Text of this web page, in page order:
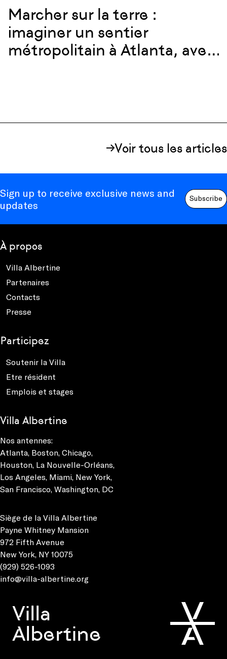
Marcher sur la terre :
imaginer un sentier
métropolitain à Atlanta, avec
Voir tous les articles
Sign up to receive exclusive news and
updates
Subscribe
À propos
Villa Albertine
Partenaires
Contacts
Presse
Participez
Soutenir la Villa
Etre résident
Emplois et stages
Villa Albertine
Nos antennes:
Atlanta Boston Chicago
Houston La Nouvelle-Orléans
Los Angeles Miami New York
San Francisco Washington, DC
Siège de la Villa Albertine
Payne Whitney Mansion
972 Fifth Avenue
New York, NY 10075
(929) 526-1093
info@villa-albertine.org
Villa
Albertine